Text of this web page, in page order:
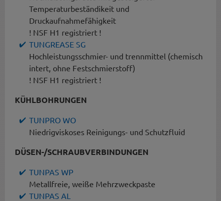
Temperaturbeständikeit und
Druckaufnahmefähigkeit
! NSF H1 registriert !
TUNGREASE SG
Hochleistungsschmier- und trennmittel (chemisch
intert, ohne Festschmierstoff)
! NSF H1 registriert !
KÜHLBOHRUNGEN
TUNPRO WO
Niedrigviskoses Reinigungs- und Schutzfluid
DÜSEN-/SCHRAUBVERBINDUNGEN
TUNPAS WP
Metallfreie, weiße Mehrzweckpaste
TUNPAS AL